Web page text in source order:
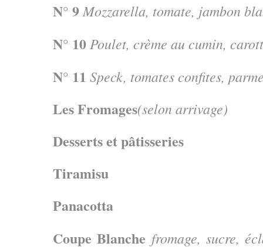
N° 9 Mozzarella, tomate, jambon
N° 10 Poulet, crème au cumin,
N° 11 Speck, tomates confites,
Les Fromages(selon arrivage)
Desserts et pâtisseries
Tiramisu
Panacotta
Coupe Blanche fromage, sucre,